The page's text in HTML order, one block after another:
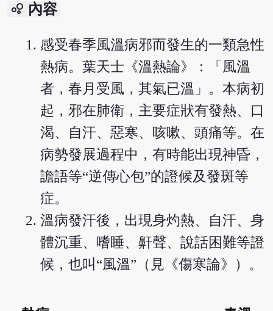
bubble_chart 內容
感受春季風溫病邪而發生的一類急性
熱病。葉天士《溫熱論》：「風溫
者，春月受風，其氣已溫」。本病初
起，邪在肺衛，主要症狀有發熱、口
渴、自汗、惡寒、咳嗽、頭痛等。在
病勢發展過程中，有時能出現神昏，
譫語等“逆傳心包”的證候及發斑等
症。
溫病發汗後，出現身灼熱、自汗、身
體沉重、嗜睡、鼾聲、說話困難等證
候，也叫“風溫”（見《傷寒論》）。